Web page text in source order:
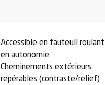
Accessible en fauteuil roulant
en autonomie
Cheminements extérieurs
repérables (contraste/relief)